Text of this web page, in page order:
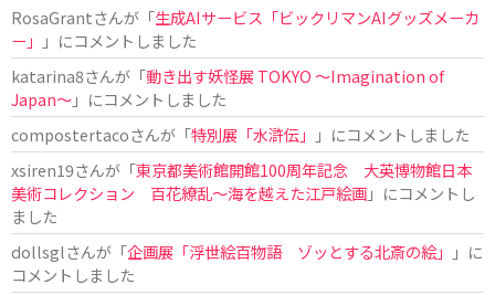
RosaGrantさんが「生成AIサービス「ビックリマンAIグッズメーカ
ー」
」にコメントしました
katarina8さんが「動き出す妖怪展 TOKYO 〜Imagination of
Japan〜」にコメントしました
compostertacoさんが「特別展「水滸伝」
」にコメントしました
xsiren19さんが「東京都美術館開館100周年記念 大英博物館日本
美術コレクション 百花繚乱～海を越えた江戸絵画」にコメントし
ました
dollsglさんが「企画展「浮世絵百物語 ゾッとする北斎の絵」
」に
コメントしました